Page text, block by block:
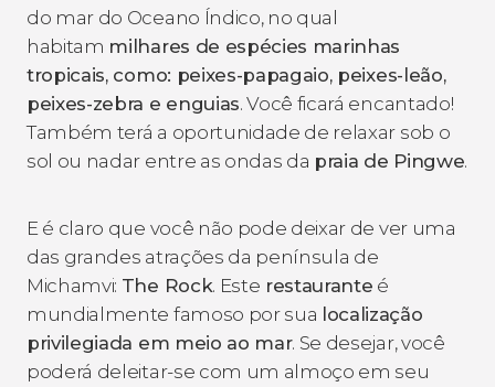
do mar do Oceano Índico, no qual
habitam milhares de espécies marinhas
tropicais, como: peixes-papagaio, peixes-leão,
peixes-zebra e enguias. Você ficará encantado!
Também terá a oportunidade de relaxar sob o
sol ou nadar entre as ondas da praia de Pingwe.
E é claro que você não pode deixar de ver uma
das grandes atrações da península de
Michamvi: The Rock. Este restaurante é
mundialmente famoso por sua localização
privilegiada em meio ao mar. Se desejar, você
poderá deleitar-se com um almoço em seu